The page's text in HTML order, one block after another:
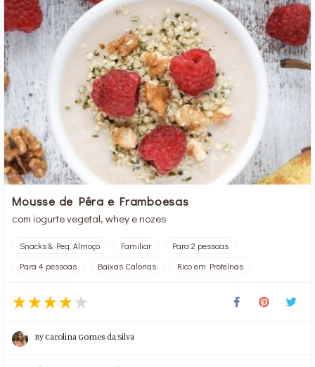
Mousse de Pêra e Framboesas
com iogurte vegetal, whey e nozes
Snacks & Peq. Almoço Familiar
Para 2 pessoas
Para 4 pessoas
Baixas Calorias Rico em Proteínas
ByCarolina Gomes da Silva